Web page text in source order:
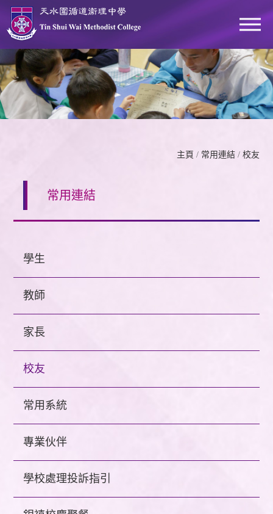
主頁 / 常用連結 / 校友
常用連結
學生
教師
家長
校友
常用系統
專業伙伴
學校處理投訴指引